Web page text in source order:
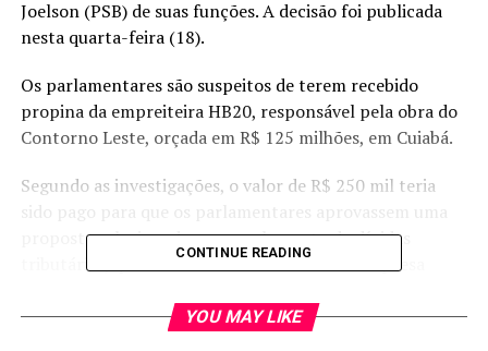
Joelson (PSB) de suas funções. A decisão foi publicada
nesta quarta-feira (18).
Os parlamentares são suspeitos de terem recebido
propina da empreiteira HB20, responsável pela obra do
Contorno Leste, orçada em R$ 125 milhões, em Cuiabá.
Segundo as investigações, o valor de R$ 250 mil teria
sido pago para que os parlamentares aprovassem uma
proposta relacionada ao parcelamento de dívidas
tributárias, que beneficiaria diretamente a empresa
O habeas corpus foi impetrado pela defesa de Chico
CONTINUE READING
YOU MAY LIKE